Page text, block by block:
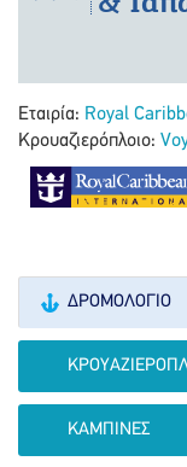
Εταιρία: Royal
Κρουαζιερόπλοιο:
ΔΡΟΜΟΛΌΓΙΟ
ΚΑΜΠΊΝΕΣ